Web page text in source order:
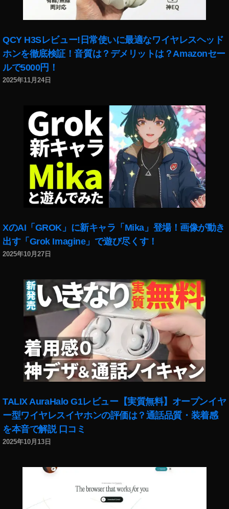
QCY H3Sレビュー!日常使いに最適なワイヤレスヘッド
ホンを徹底検証！音質は？デメリットは？Amazonセー
ルで5000円！
2025年11月24日
XのAI「GROK」に新キャラ「Mika」登場！画像が動き
出す「Grok Imagine」で遊び尽くす！
2025年10月27日
TALIX AuraHalo G1レビュー【実質無料】オープンイヤ
ー型ワイヤレスイヤホンの評価は？通話品質・装着感
を本音で解説 口コミ
2025年10月13日